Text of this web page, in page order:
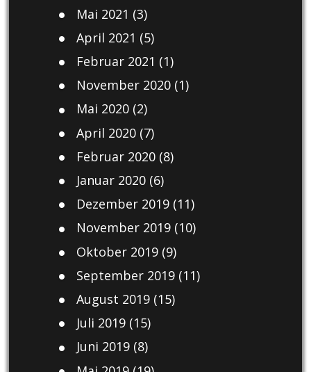
Mai 2021 (3)
April 2021 (5)
Februar 2021 (1)
November 2020(1)
Mai 2020(2)
April 2020(7)
Februar 2020(8)
Januar 2020(6)
Dezember 2019(11)
November 2019(10)
Oktober 2019(9)
September 2019(11)
August 2019(15)
Juli 2019(15)
Juni 2019(8)